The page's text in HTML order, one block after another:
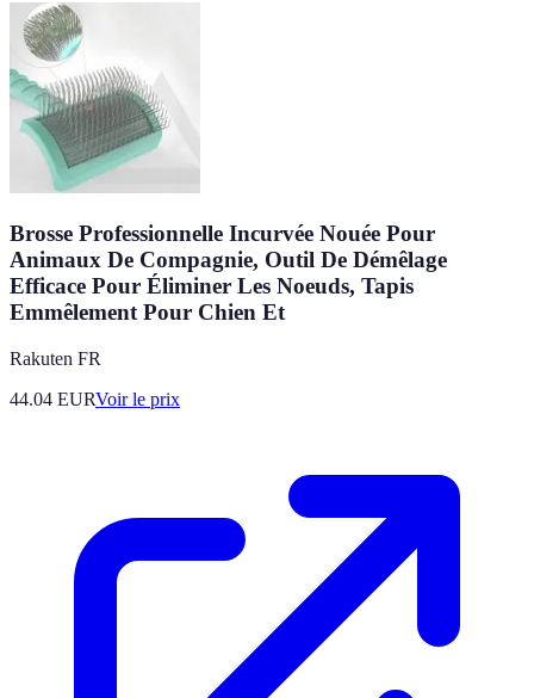
Brosse Professionnelle Incurvée Nouée Pour
Animaux De Compagnie, Outil De Démêlage
Efficace Pour Éliminer Les Noeuds, Tapis
Emmêlement Pour Chien Et
Rakuten FR
44.04 EURVoir le prix